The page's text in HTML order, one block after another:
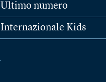
Ultimo numero
Internazionale Kids